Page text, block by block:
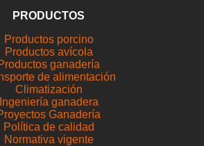
PRODUCTOS
Productos porcino
Productos avícola
ganadería
de alimentación
Climatización
Ingeniería ganadera
Ganadería
Política de calidad
Normativa vigente